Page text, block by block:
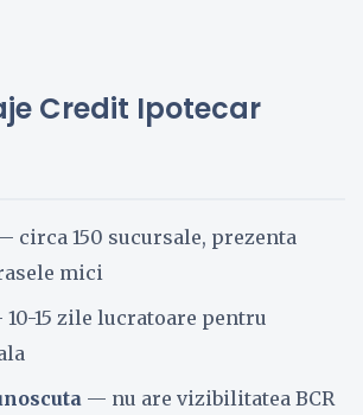
Credit Ipotecar
circa 150 sucursale, prezenta
mici
15 zile lucratoare pentru
— nu are vizibilitatea BCR